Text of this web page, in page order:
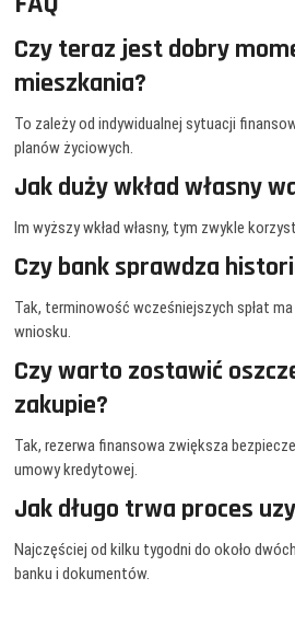
Czy teraz jest dobry
mieszkania?
To zależy od indywidualnej sytuacji
planów życiowych.
Jak duży wkład własny
Im wyższy wkład własny, tym zwykle
Czy bank sprawdza
Tak, terminowość wcześniejszych spłat
wniosku.
Czy warto zostawić
zakupie?
Tak, rezerwa finansowa zwiększa
umowy kredytowej.
Jak długo trwa proces
Najczęściej od kilku tygodni do około
banku i dokumentów.